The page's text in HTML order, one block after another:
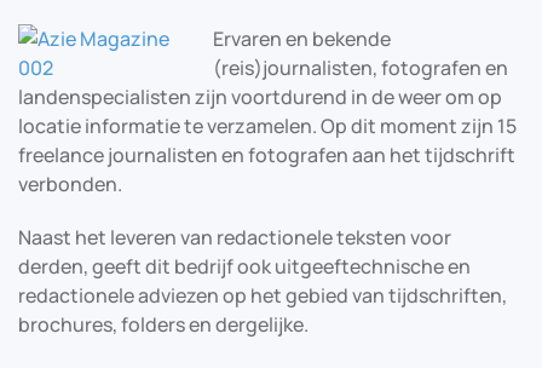
Ervaren en bekende
(reis)journalisten, fotografen en
landenspecialisten zijn voortdurend in de weer om op
locatie informatie te verzamelen. Op dit moment zijn 15
freelance journalisten en fotografen aan het tijdschrift
verbonden.
Naast het leveren van redactionele teksten voor
derden, geeft dit bedrijf ook uitgeeftechnische en
redactionele adviezen op het gebied van tijdschriften,
brochures, folders en dergelijke.